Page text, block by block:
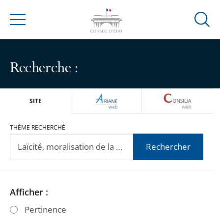
Menu
Ouvrir
Recherche :
SITE ARIANEWEB
THÈME RECHERCHÉ
Rechercher
Passer
les
Passer
les
Afficher :
Pertinence